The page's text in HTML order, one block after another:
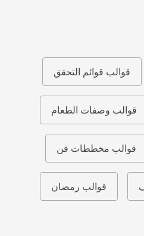
قوالب قوائم التحقق
قوالب وصفات الطعام
قوالب مخططات فن
قوالب رمضان